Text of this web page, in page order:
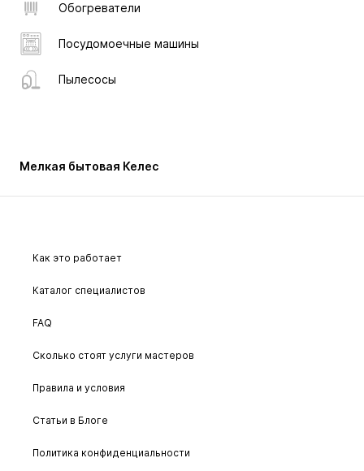
Обогреватели
Посудомоечные машины
Пылесосы
Мелкая бытовая Келес
Как это работает
Каталог специалистов
FAQ
Сколько стоят услуги мастеров
Правила и условия
Статьи в Блоге
Политика конфиденциальности